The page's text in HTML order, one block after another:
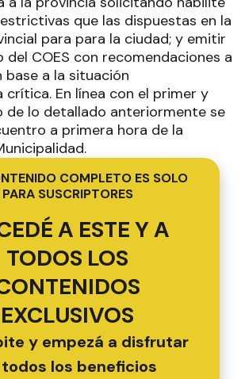
que las dispuestas en la
para para la ciudad; y emitir
del COES con recomendaciones a
base a la situación
crítica. En línea con el primer y
de lo detallado anteriormente se
a primera hora de la
COMPLETO ES SOLO
PARA SUSCRIPTORES
A ESTE Y A
TODOS LOS
EXCLUSIVOS
y empezá a disfrutar
los beneficios